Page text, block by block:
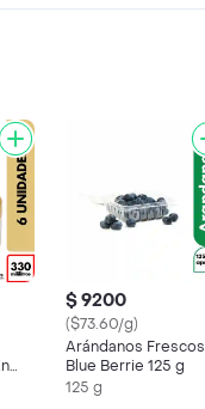
$ 9200
($73.60/g)
Arándanos Frescos
Blue Berrie 125 g
125 g